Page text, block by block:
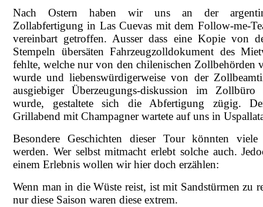
Nach Ostern haben wir uns an der
Zollabfertigung in Las Cuevas mit dem Follow-me-
vereinbart getroffen. Ausser dass eine Kopie von
Stempeln übersäten Fahrzeugzolldokument des
fehlte, welche nur von den chilenischen Zollbehörden
wurde und liebenswürdigerweise von der
ausgiebiger Überzeugungs-diskussion im Zollbüro
wurde, gestaltete sich die Abfertigung zügig.
Grillabend mit Champagner wartete auf uns in
Besondere Geschichten dieser Tour könnten viele
werden. Wer selbst mitmacht erlebt solche auch.
einem Erlebnis wollen wir hier doch erzählen:
Wenn man in die Wüste reist, ist mit Sandstürmen zu
nur diese Saison waren diese extrem.